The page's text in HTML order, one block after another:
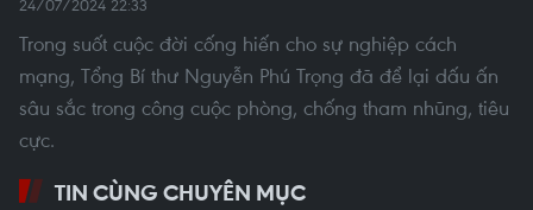
24/07/2024 22:33
Trong suốt cuộc đời cống hiến cho sự nghiệp cách
mạng, Tổng Bí thư Nguyễn Phú Trọng đã để lại dấu ấn
sâu sắc trong công cuộc phòng, chống tham nhũng, tiêu
cực.
TIN CÙNG CHUYÊN MỤC